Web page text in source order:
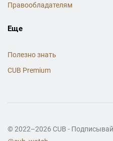
Правообладателям
Еще
Полезно знать
CUB Premium
© 2022–2026 CUB -